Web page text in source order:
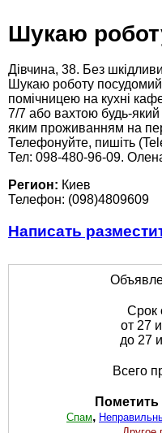
Шукаю
Дівчина, 38. Без
Шукаю роботу
помічницею на кухні
7/7 або вахтою будь-
яким проживанням на
Телефонуйте, пишіть
Тел: 098-480-96-09.
Регион: Киев
Телефон: (098)4809609
Написать
Срок
от 27
до 27
Всего
Пометить
Спам,